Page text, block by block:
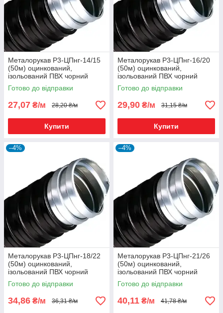
Металорукав Р3-ЦПнг-14/15
(50м) оцинкований,
ізольований ПВХ чорний
Готово до відправки
27,07 ₴/м 28,20 ₴/м
Купити
Металорукав Р3-ЦПнг-16/20
(50м) оцинкований,
ізольований ПВХ чорний
Готово до відправки
29,90 ₴/м 31,15 ₴/м
Купити
–4%
Металорукав Р3-ЦПнг-18/22
(50м) оцинкований,
ізольований ПВХ чорний
Готово до відправки
34,86 ₴/м 36,31 ₴/м
–4%
Металорукав Р3-ЦПнг-21/26
(50м) оцинкований,
ізольований ПВХ чорний
Готово до відправки
40,11 ₴/м 41,78 ₴/м